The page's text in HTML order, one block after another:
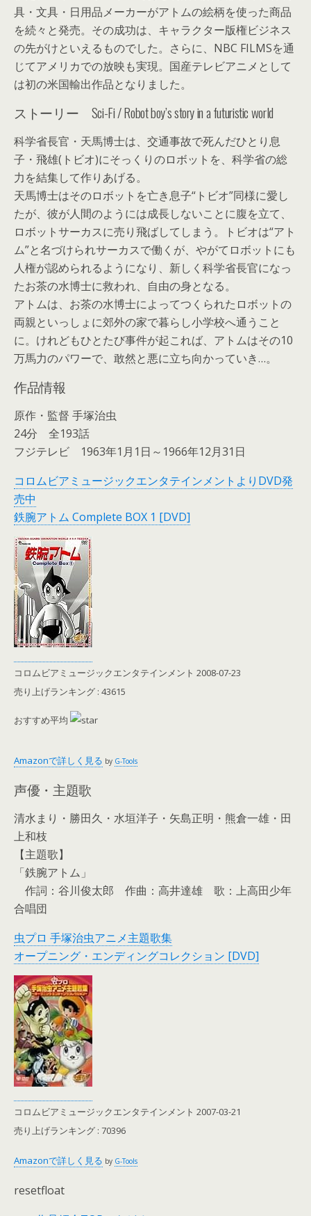
具・文具・日用品メーカーがアトムの絵柄を使った商品
を続々と発売。その成功は、キャラクター版権ビジネス
の先がけといえるものでした。さらに、NBC FILMSを通
じてアメリカでの放映も実現。国産テレビアニメとして
は初の米国輸出作品となりました。
ストーリー Sci-Fi / Robot boy’s story in a futuristic world
科学省長官・天馬博士は、交通事故で死んだひとり息
子・飛雄(トビオ)にそっくりのロボットを、科学省の総
力を結集して作りあげる。
天馬博士はそのロボットを亡き息子“トビオ”同様に愛し
たが、彼が人間のようには成長しないことに腹を立て、
ロボットサーカスに売り飛ばしてしまう。トビオは“アト
ム”と名づけられサーカスで働くが、やがてロボットにも
人権が認められるようになり、新しく科学省長官になっ
たお茶の水博士に救われ、自由の身となる。
アトムは、お茶の水博士によってつくられたロボットの
両親といっしょに郊外の家で暮らし小学校へ通うこと
に。けれどもひとたび事件が起これば、アトムはその10
万馬力のパワーで、敢然と悪に立ち向かっていき…。
作品情報
原作・監督 手塚治虫
24分 全193話
フジテレビ 1963年1月1日～1966年12月31日
コロムビアミュージックエンタテインメントよりDVD発
売中
鉄腕アトム Complete BOX 1 [DVD]
コロムビアミュージックエンタテインメント 2008-07-23
売り上げランキング : 43615
おすすめ平均
Amazonで詳しく見る by G-Tools
声優・主題歌
清水まり・勝田久・水垣洋子・矢島正明・熊倉一雄・田
上和枝
【主題歌】
「鉄腕アトム」
作詞：谷川俊太郎 作曲：高井達雄 歌：上高田少年
合唱団
虫プロ 手塚治虫アニメ主題歌集
オープニング・エンディングコレクション [DVD]
コロムビアミュージックエンタテインメント 2007-03-21
売り上げランキング : 70396
Amazonで詳しく見る by G-Tools
resetfloat